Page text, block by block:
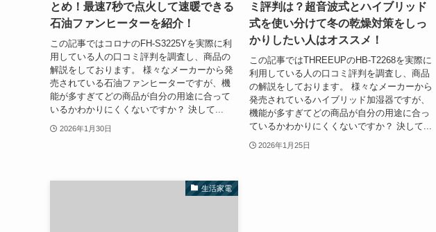
とめ！最速7秒で点火して速暖できる
石油ファンヒーターを紹介！
この記事ではコロナのFH-S3225Yを実際に利
用している人の口コミ評判を調査し、商品の
解説をしております。 様々なメーカーから発
売されている石油ファンヒーターですが、機
能が多すぎてどの商品が自分の用途に合って
いるかわかりにくくないですか？ 決して...
2026年1月30日
ミ評判は？超音波式とハイブリッド
式を使い分けて冬の乾燥対策をしっ
かりしたい人はオススメ！
この記事ではTHREEUPのHB-T2268を実際に
利用している人の口コミ評判を調査し、商品
の解説をしております。 様々なメーカーから
発売されているハイブリッド加湿器ですが、
機能が多すぎてどの商品が自分の用途に合っ
ているかわかりにくくないですか？ 決して...
2026年1月25日
生活家電